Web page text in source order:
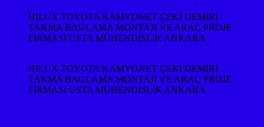
HILUX TOYOTA KAMYONET ÇEKİ DEMİRİ
TAKMA BAGLAMA MONTAJI VE ARAÇ PROJE
FİRMASI USTA MÜHENDİSLİK ANKARA
HILUX TOYOTA KAMYONET ÇEKİ DEMİRİ
TAKMA BAGLAMA MONTAJI VE ARAÇ PROJE
FİRMASI USTA MÜHENDİSLİK ANKARA